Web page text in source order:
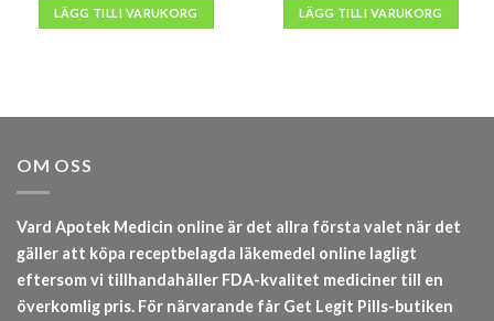
LÄGG TILL I VARUKORG LÄGG TILL I VARUKORG
OM OSS
Vard Apotek Medicin online är det allra första valet när det
gäller att köpa receptbelagda läkemedel online lagligt
eftersom vi tillhandahåller FDA-kvalitet mediciner till en
överkomlig pris. För närvarande får Get Legit Pills-butiken